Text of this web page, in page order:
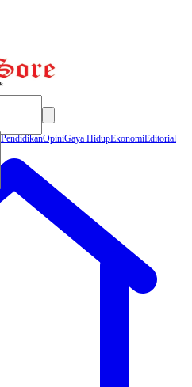
PendidikanOpiniGaya HidupEkonomiEditorial